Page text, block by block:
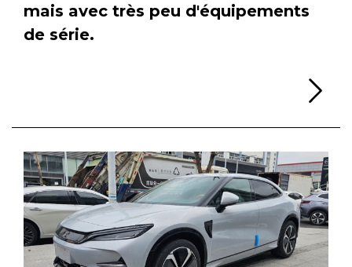
mais avec très peu d'équipements
de série.